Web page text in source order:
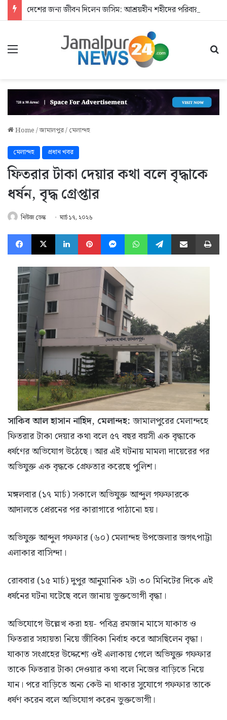
দেশের জন্য জীবন দিলেন জসিম: আশ্রয়হীন শহীদের পরিবার
Menu
Home/জামালপুর/মেলান্দহ
মেলান্দহ প্রধান খবর
ফিতরার টাকা দেয়ার কথা বলে বৃদ্ধাকে
ধর্ষন, বৃদ্ধ গ্রেপ্তার
নিউজ ডেস্ক মার্চ ১৭, ২০২৬
Facebook
X LinkedInPinterestMessengerWhatsAppTelegramShare via Email
সাকিব আল হাসান নাহিদ, মেলান্দহ: জামালপুরের মেলান্দহে
ফিতরার টাকা দেয়ার কথা বলে ৫৭ বছর বয়সী এক বৃদ্ধাকে
ধর্ষণের অভিযোগ উঠেছে। আর এই ঘটনায় মামলা দায়েরের পর
অভিযুক্ত এক বৃদ্ধকে গ্রেফতার করেছে পুলিশ।
মঙ্গলবার (১৭ মার্চ) সকালে অভিযুক্ত আব্দুল গফফারকে
আদালতে প্রেরনের পর কারাগারে পাঠানো হয়।
অভিযুক্ত আব্দুল গফফার (৬০) মেলান্দহ উপজেলার জগৎপাট্টা
এলাকার বাসিন্দা।
রোববার (১৫ মার্চ) দুপুর আনুমানিক ২টা ৩০ মিনিটের দিকে এই
ধর্ষনের ঘটনা ঘটেছে বলে জানায় ভুক্তভোগী বৃদ্ধা।
অভিযোগে উল্লেখ করা হয়- পবিত্র রমজান মাসে যাকাত ও
ফিতরার সহায়তা নিয়ে জীবিকা নির্বাহ করে আসছিলেন বৃদ্ধা।
যাকাত সংগ্রহের উদ্দেশ্যে ওই এলাকায় গেলে অভিযুক্ত গফফার
তাকে ফিতরার টাকা দেওয়ার কথা বলে নিজের বাড়িতে নিয়ে
যান। পরে বাড়িতে অন্য কেউ না থাকার সুযোগে গফফার তাকে
ধর্ষণ করেন বলে অভিযোগ করেন ভুক্তভোগী।